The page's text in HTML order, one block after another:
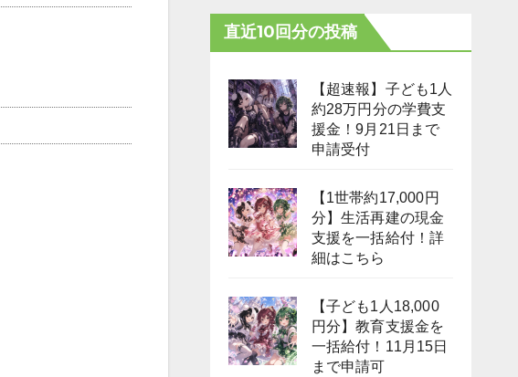
直近10回分の投稿
【超速報】子ども1人
約28万円分の学費支
援金！9月21日まで
申請受付
【1世帯約17,000円
分】生活再建の現金
支援を一括給付！詳
細はこちら
【子ども1人18,000
円分】教育支援金を
一括給付！11月15日
まで申請可